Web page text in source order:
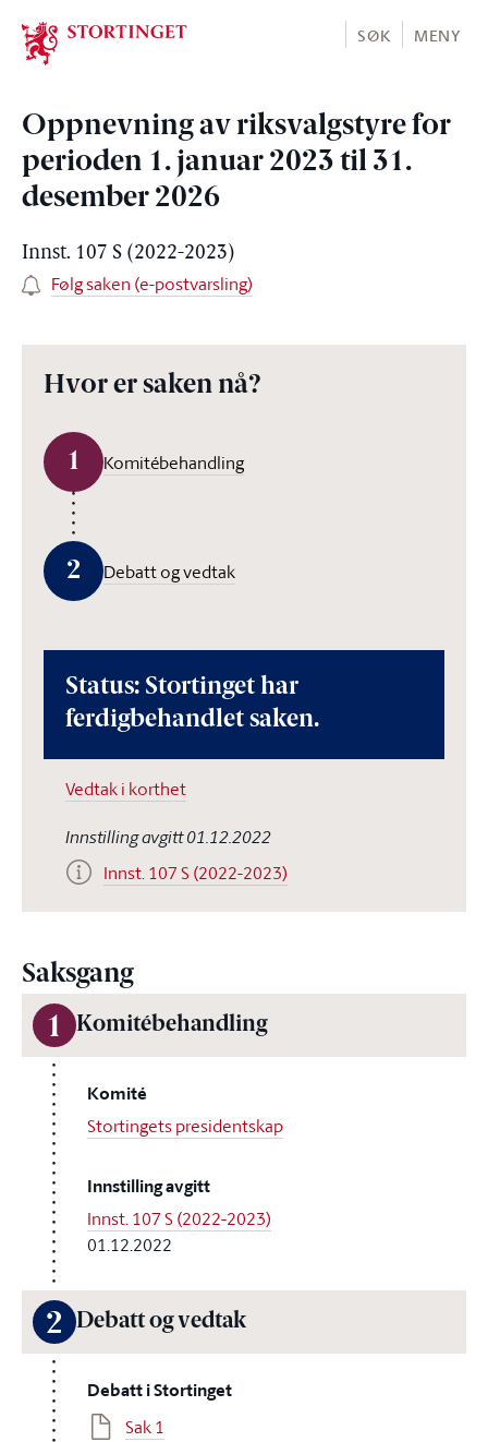
Stortinget.no
SØK MENY
Oppnevning av riksvalgstyre for
perioden 1. januar 2023 til 31.
desember 2026
Innst. 107 S (2022-2023)
Følg saken (e-postvarsling)
Hvor er saken nå?
1 Komitébehandling
2 Debatt og vedtak
Status: Stortinget har
ferdigbehandlet saken.
Vedtak i korthet
Innstilling avgitt 01.12.2022
Innst. 107 S (2022-2023)
Saksgang
1 Komitébehandling
Komité
Stortingets presidentskap
Innstilling avgitt
Innst. 107 S (2022-2023)
01.12.2022
2 Debatt og vedtak
Debatt i Stortinget
Sak 1